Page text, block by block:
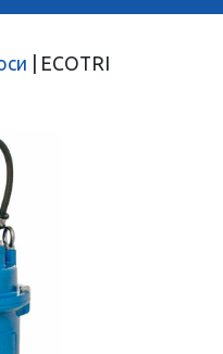
ECOTRI